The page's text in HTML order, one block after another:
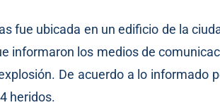
fue ubicada en un edificio de la
informaron los medios de
De acuerdo a lo informado
heridos.